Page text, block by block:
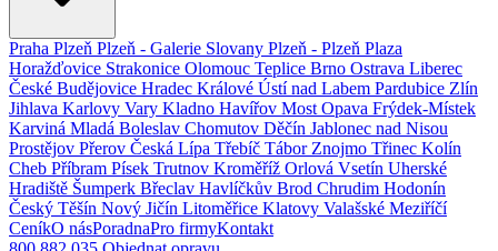
Praha Plzeň Plzeň - Galerie Slovany Plzeň - Plzeň Plaza
Horažďovice Strakonice Olomouc Teplice Brno Ostrava Liberec
České Budějovice Hradec Králové Ústí nad Labem Pardubice Zlín
Jihlava Karlovy Vary Kladno Havířov Most Opava Frýdek-Místek
Karviná Mladá Boleslav Chomutov Děčín Jablonec nad Nisou
Prostějov Přerov Česká Lípa Třebíč Tábor Znojmo Třinec Kolín
Cheb Příbram Písek Trutnov Kroměříž Orlová Vsetín Uherské
Hradiště Šumperk Břeclav Havlíčkův Brod Chrudim Hodonín
Český Těšín Nový Jičín Litoměřice Klatovy Valašské Meziříčí
CeníkO násPoradnaPro firmyKontakt